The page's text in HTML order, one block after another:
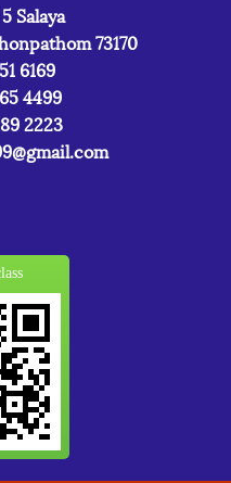
Salaya
73170
6169
4499
2223